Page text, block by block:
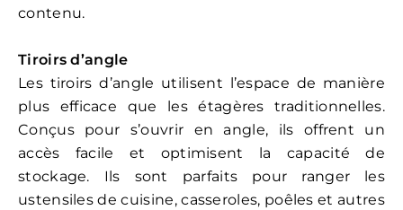
contenu.
Tiroirs d’angle
Les tiroirs d’angle utilisent l’espace de manière
plus efficace que les étagères traditionnelles.
Conçus pour s’ouvrir en angle, ils offrent un
accès facile et optimisent la capacité de
stockage. Ils sont parfaits pour ranger les
ustensiles de cuisine, casseroles, poêles et autres